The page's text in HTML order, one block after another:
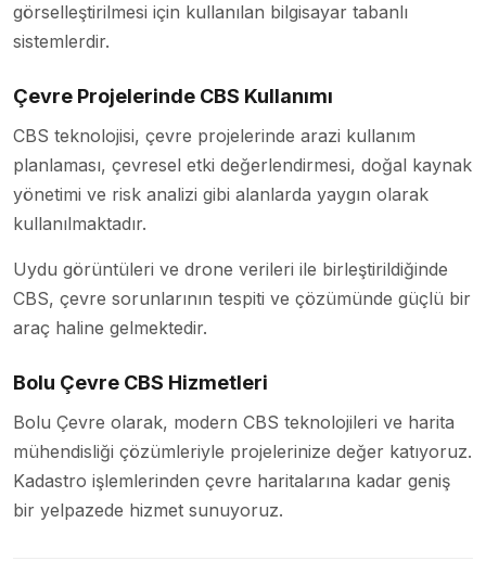
görselleştirilmesi için kullanılan bilgisayar tabanlı
sistemlerdir.
Çevre Projelerinde CBS Kullanımı
CBS teknolojisi, çevre projelerinde arazi kullanım
planlaması, çevresel etki değerlendirmesi, doğal kaynak
yönetimi ve risk analizi gibi alanlarda yaygın olarak
kullanılmaktadır.
Uydu görüntüleri ve drone verileri ile birleştirildiğinde
CBS, çevre sorunlarının tespiti ve çözümünde güçlü bir
araç haline gelmektedir.
Bolu Çevre CBS Hizmetleri
Bolu Çevre olarak, modern CBS teknolojileri ve harita
mühendisliği çözümleriyle projelerinize değer katıyoruz.
Kadastro işlemlerinden çevre haritalarına kadar geniş
bir yelpazede hizmet sunuyoruz.